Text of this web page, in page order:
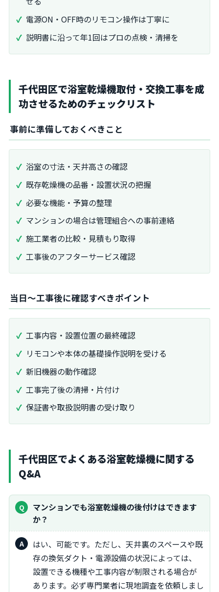
電源ON・OFF時のリモコン操作は丁寧に
説明書に沿って年1回はプロの点検・清掃を
千代田区で浴室乾燥機取付・交換工事を成
功させるためのチェックリスト
事前に準備しておくべきこと
浴室の寸法・天井高さの確認
既存乾燥機の品番・設置状況の把握
必要な機能・予算の整理
マンションの場合は管理組合への事前連絡
施工業者の比較・見積もり取得
工事後のアフターサービス確認
当日～工事後に確認すべきポイント
工事内容・設置位置の最終確認
リモコンや本体の基礎操作説明を受ける
新旧機器の動作確認
工事完了後の清掃・片付け
保証書や取扱説明書の受け取り
千代田区でよくある浴室乾燥機に関する
Q&A
マンションでも浴室乾燥機の後付けはできます
か？
はい、可能です。ただし、天井裏のスペースや既
存の換気ダクト・電源設備の状況によっては、
設置できる機種や工事内容が制限される場合が
あります。必ず専門業者に現地調査を依頼しまし